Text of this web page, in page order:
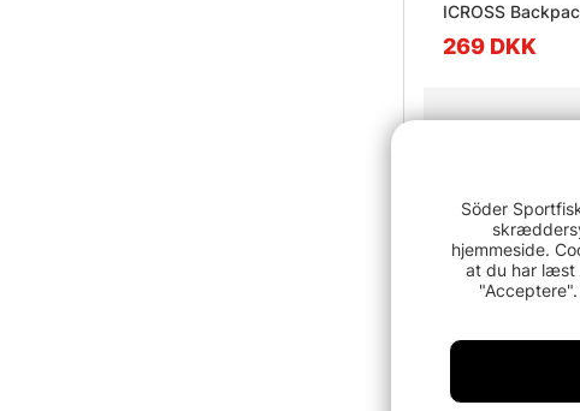
ICROSS
269 DKK
Söder
hjemmeside.
at du har læst